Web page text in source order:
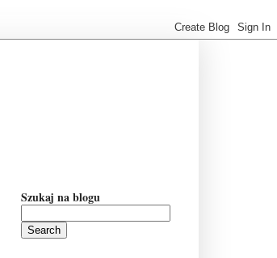
Szukaj na blogu